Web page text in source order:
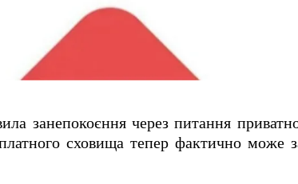
занепокоєння через питання
сховища тепер фактично може